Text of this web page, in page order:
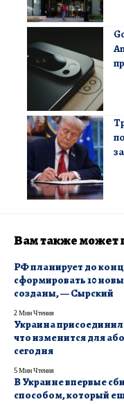
Вам также может
РФ планирует до
сформировать 10
созданы, — Сырский
2 Мин Чтения
Украина
что изменится для
сегодня
5 Мин Чтения
В Украине впервые
способом, который